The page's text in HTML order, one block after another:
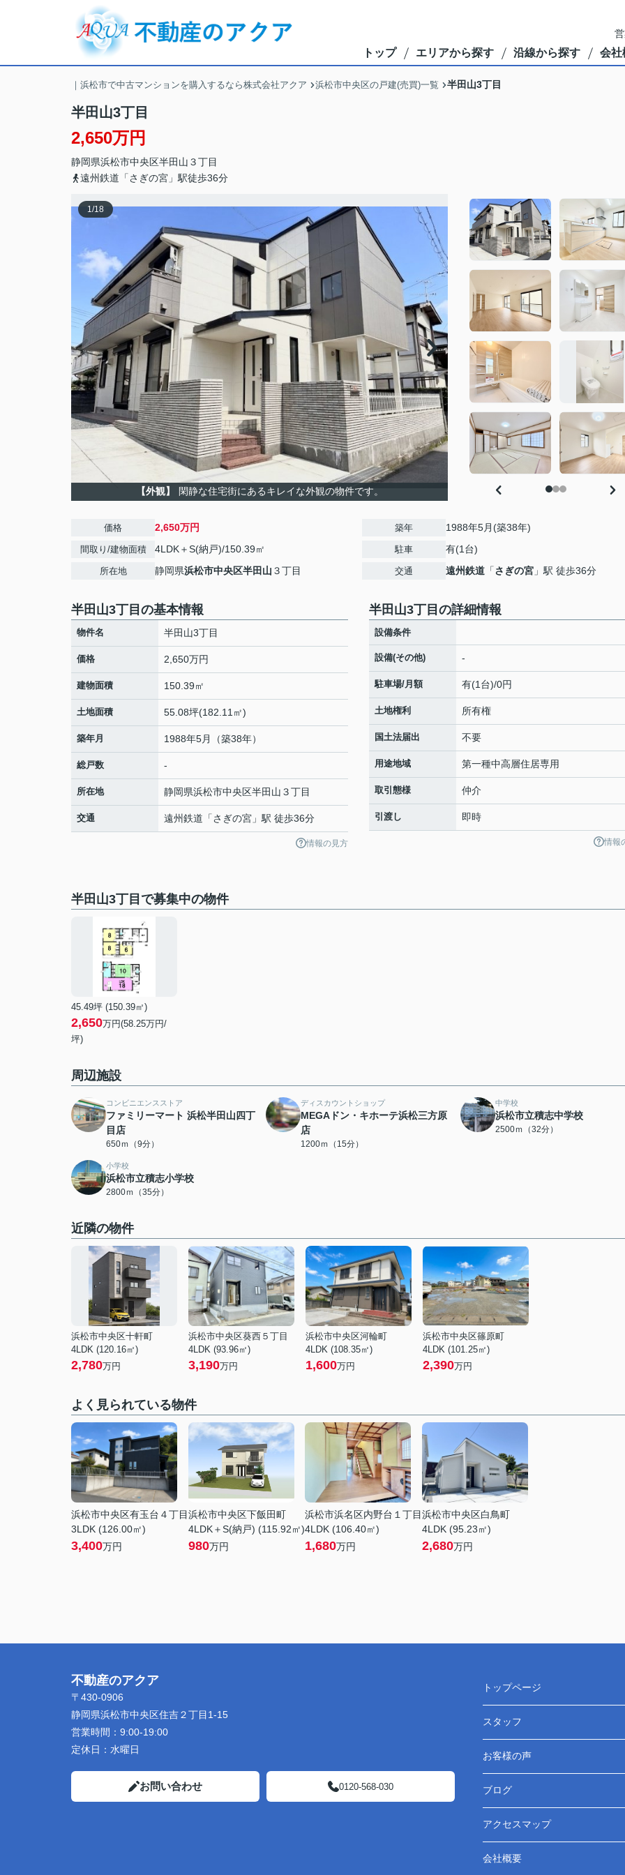
トップ エリアから探す 沿線から探す 会社
｜浜松市で中古マンションを購入するなら株式会社アクア 浜松市中央区の戸建(売買)一覧 半田山3丁目
半田山3丁目
2,650万円
静岡県浜松市中央区半田山 ３丁目
遠州鉄道「さぎの宮」駅徒歩36分
1/18
【外観】 閑静な住宅街にあるキレイな外観の物件です。
価格 2,650万円
間取り/建物面積 4LDK＋S(納戸)/150.39㎡
所在地 静岡県浜松市中央区半田山 ３丁目
築年 1988年5月(築38年)
駐車 有(1台)
交通 遠州鉄道 「さぎの宮 」駅 徒歩36分
半田山3丁目の基本情報
物件名 半田山3丁目
価格 2,650万円
建物面積 150.39㎡
土地面積 55.08坪(182.11㎡)
築年月 1988年5月（築38年）
総戸数 -
所在地 静岡県浜松市中央区半田山 ３丁目
交通 遠州鉄道 「さぎの宮 」駅 徒歩36分
情報の見方
半田山3丁目の詳細情報
設備条件
設備(その他) -
駐車場/月額 有(1台)/0円
土地権利 所有権
国土法届出 不要
用途地域 第一種中高層住居専用
取引態様 仲介
引渡し 即時
情報
半田山3丁目で募集中の物件
45.49坪 (150.39㎡)
2,650万円(58.25万円/
坪)
周辺施設
コンビニエンスストア
ファミリーマート 浜松半田山四丁
目店
650ｍ（9分）
ディスカウントショップ
MEGAドン・キホーテ浜松三方原
店
1200ｍ（15分）
中学校
浜松市立積志中学校
2500ｍ（32分）
小学校
浜松市立積志小学校
2800ｍ（35分）
近隣の物件
浜松市中央区十軒町
4LDK (120.16㎡)
2,780万円
浜松市中央区葵西５丁目
4LDK (93.96㎡)
3,190万円
浜松市中央区河輪町
4LDK (108.35㎡)
1,600万円
浜松市中央区篠原町
4LDK (101.25㎡)
2,390万円
よく見られている物件
浜松市中央区有玉台４丁目
3LDK (126.00㎡)
3,400万円
浜松市中央区下飯田町
4LDK＋S(納戸) (115.92㎡)
980万円
浜松市浜名区内野台１丁目
4LDK (106.40㎡)
1,680万円
浜松市中央区白鳥町
4LDK (95.23㎡)
2,680万円
不動産のアクア
〒430-0906
静岡県浜松市中央区住吉２丁目1-15
営業時間： 9:00-19:00
定休日： 水曜日
お問い合わせ 0120-568-030
トップページ
スタッフ
お客様の声
ブログ
アクセスマップ
会社概要